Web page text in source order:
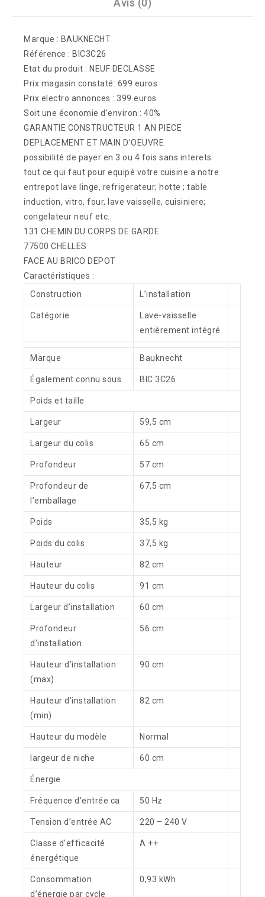
Avis (0)
Marque : BAUKNECHT
Référence : BIC3C26
Etat du produit : NEUF DECLASSE
Prix magasin constaté: 699 euros
Prix electro annonces : 399 euros
Soit une économie d’environ : 40%
GARANTIE CONSTRUCTEUR 1 AN PIECE
DEPLACEMENT ET MAIN D’OEUVRE
possibilité de payer en 3 ou 4 fois sans interets
tout ce qui faut pour equipé votre cuisine a notre
entrepot lave linge, refrigerateur; hotte ; table
induction, vitro, four, lave vaisselle, cuisiniere;
congelateur neuf etc..
131 CHEMIN DU CORPS DE GARDE
77500 CHELLES
FACE AU BRICO DEPOT
Caractéristiques :
Construction
L’installation
Catégorie
Lave-vaisselle
entièrement intégré
Marque Bauknecht
Également connu sous BIC 3C26
Poids et taille
Largeur 59,5 cm
Largeur du colis 65 cm
Profondeur 57 cm
Profondeur de
l’emballage
67,5 cm
Poids 35,5 kg
Poids du colis 37,5 kg
Hauteur 82 cm
Hauteur du colis 91 cm
Largeur d’installation 60 cm
Profondeur
d’installation
56 cm
Hauteur d’installation
(max)
90 cm
Hauteur d’installation
(min)
82 cm
Hauteur du modèle Normal
largeur de niche 60 cm
Énergie
Fréquence d’entrée ca 50 Hz
Tension d’entrée AC 220 – 240 V
Classe d’efficacité
énergétique
A ++
Consommation
d’énergie par cycle
0,93 kWh